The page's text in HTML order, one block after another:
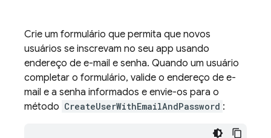
Crie um formulário que permita que novos
usuários se inscrevam no seu app usando
endereço de e-mail e senha. Quando um usuário
completar o formulário, valide o endereço de e-
mail e a senha informados e envie-os para o
método CreateUserWithEmailAndPassword :